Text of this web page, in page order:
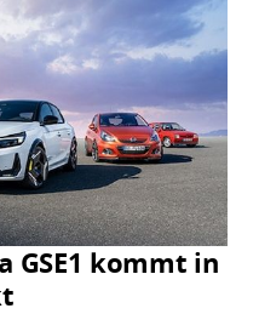
GSE1 kommt in